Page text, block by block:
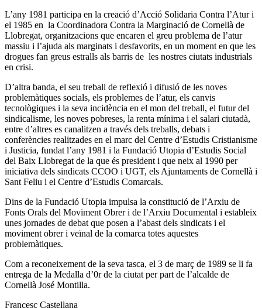
L’any 1981 participa en la creació d’Acció Solidaria Contra l’Atur i
el 1985 en la Coordinadora Contra la Marginació de Cornellà de
Llobregat, organitzacions que encaren el greu problema de l’atur
massiu i l’ajuda als marginats i desfavorits, en un moment en que les
drogues fan greus estralls als barris de les nostres ciutats industrials
en crisi.
D’altra banda, el seu treball de reflexió i difusió de les noves
problemàtiques socials, els problemes de l’atur, els canvis
tecnològiques i la seva incidència en el mon del treball, el futur del
sindicalisme, les noves pobreses, la renta mínima i el salari ciutadà,
entre d’altres es canalitzen a través dels treballs, debats i
conferències realitzades en el marc del Centre d’Estudis Cristianisme
i Justicia, fundat l’any 1981 i la Fundació Utopia d’Estudis Social
del Baix Llobregat de la que és president i que neix al 1990 per
iniciativa dels sindicats CCOO i UGT, els Ajuntaments de Cornellà i
Sant Feliu i el Centre d’Estudis Comarcals.
Dins de la Fundació Utopia impulsa la constitució de l’Arxiu de
Fonts Orals del Moviment Obrer i de l’Arxiu Documental i estableix
unes jornades de debat que posen a l’abast dels sindicats i el
moviment obrer i veïnal de la comarca totes aquestes
problemàtiques.
Com a reconeixement de la seva tasca, el 3 de març de 1989 se li fa
entrega de la Medalla d’0r de la ciutat per part de l’alcalde de
Cornellà José Montilla.
Francesc Castellana